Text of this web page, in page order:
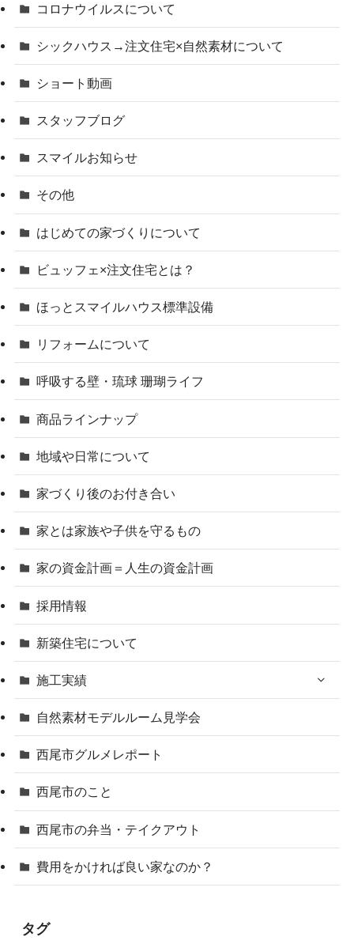
コロナウイルスについて
シックハウス→注文住宅×自然素材について
ショート動画
スタッフブログ
スマイルお知らせ
その他
はじめての家づくりについて
ビュッフェ×注文住宅とは？
ほっとスマイルハウス標準設備
リフォームについて
呼吸する壁・琉球 珊瑚ライフ
商品ラインナップ
地域や日常について
家づくり後のお付き合い
家とは家族や子供を守るもの
家の資金計画＝人生の資金計画
採用情報
新築住宅について
施工実績
自然素材モデルルーム見学会
西尾市グルメレポート
西尾市のこと
西尾市の弁当・テイクアウト
費用をかければ良い家なのか？
タグ